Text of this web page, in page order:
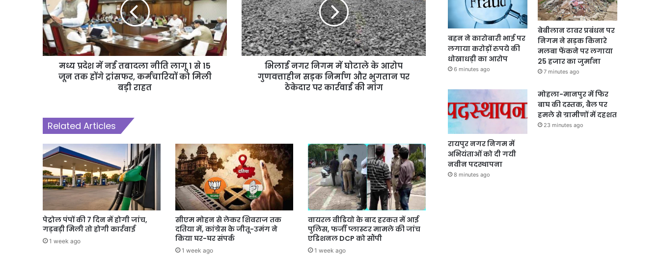
मध्य प्रदेश में नई तबादला नीति लागू 1 से 15
जून तक होंगे ट्रांसफर, कर्मचारियों को मिली
बड़ी राहत
भिलाई नगर निगम में घोटाले के आरोप
गुणवत्ताहीन सड़क निर्माण और भुगतान पर
ठेकेदार पर कार्रवाई की मांग
Related Articles
पेट्रोल पंपों की 7 दिन में होगी जांच,
गड़बड़ी मिली तो होगी कार्रवाई
1 week ago
सीएम मोहन से लेकर शिवराज तक
दतिया में, कांग्रेस के जीतू-उमंग ने
किया घर-घर संपर्क
1 week ago
वायरल वीडियो के बाद हरकत में आई
पुलिस, फर्जी प्लास्टर मामले की जांच
एडिशनल DCP को सौंपी
1 week ago
बहन ने कारोबारी भाई पर
लगाया करोड़ों रुपये की
धोखाधड़ी का आरोप
6 minutes ago
बेबीलान टावर प्रबंधन पर
निगम ने सड़क किनारे
मलबा फेंकने पर लगाया
25 हजार का जुर्माना
7 minutes ago
रायपुर नगर निगम में
अभियंताओं को दी गयी
नवीन पदस्थापना
8 minutes ago
मोहला-मानपुर में फिर
बाघ की दस्तक, बैल पर
हमले से ग्रामीणों में दहशत
23 minutes ago